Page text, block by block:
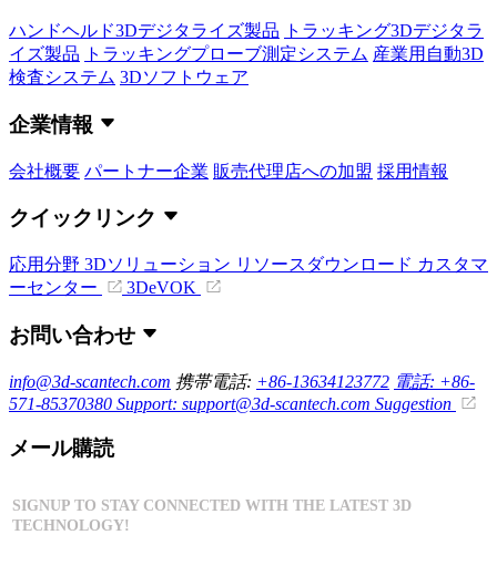
ハンドヘルド3Dデジタライズ製品
トラッキング3Dデジタラ
イズ製品
トラッキングプローブ測定システム 産業用自動3D
検査システム 3Dソフトウェア
企業情報
会社概要 パートナー企業 販売代理店への加盟 採用情報
クイックリンク
応用分野 3Dソリューション リソースダウンロード カスタマ
ーセンター
3DeVOK
お問い合わせ
info@3d-scantech.com 携帯電話: +86-13634123772 電話: +86-
571-85370380 Support: support@3d-scantech.com Suggestion
メール購読